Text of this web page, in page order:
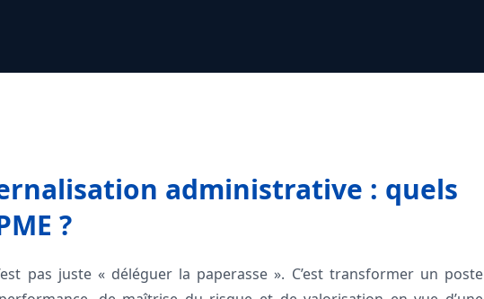
administrative : quels
?
pas juste « déléguer la paperasse ». C’est transformer un poste